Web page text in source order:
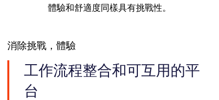
體驗和舒適度同樣具有挑戰性。
消除挑戰，體驗
工作流程整合和可互用的平
台